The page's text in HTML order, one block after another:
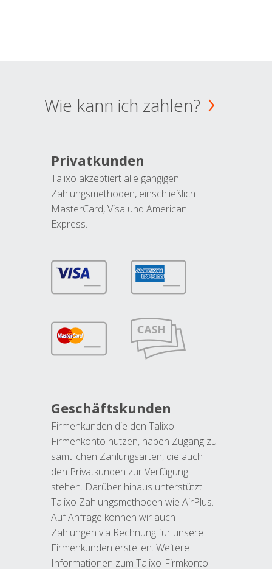
Wie kann ich zahlen?
Privatkunden
Talixo akzeptiert alle gängigen
Zahlungsmethoden, einschließlich
MasterCard, Visa und American
Express.
Geschäftskunden
Firmenkunden die den Talixo-
Firmenkonto nutzen, haben Zugang zu
sämtlichen Zahlungsarten, die auch
den Privatkunden zur Verfügung
stehen. Darüber hinaus unterstützt
Talixo Zahlungsmethoden wie AirPlus.
Auf Anfrage können wir auch
Zahlungen via Rechnung für unsere
Firmenkunden erstellen. Weitere
Informationen zum Talixo-Firmkonto